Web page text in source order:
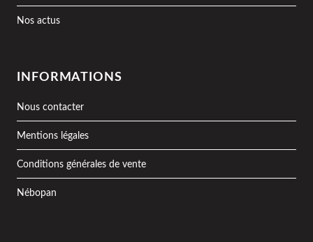
Nos actus
INFORMATIONS
Nous contacter
Mentions légales
Conditions générales de vente
Nébopan